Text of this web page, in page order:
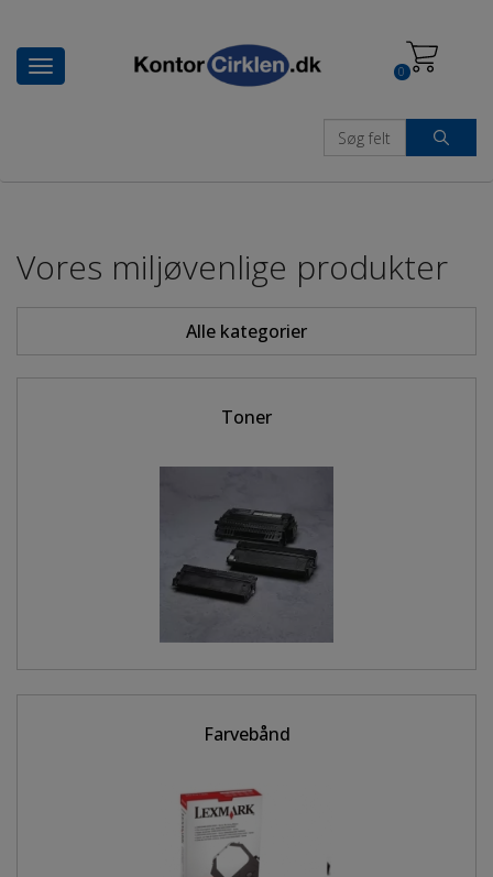
Toggle
navigation
0
Vores miljøvenlige produkter
Alle kategorier
Toner
Farvebånd